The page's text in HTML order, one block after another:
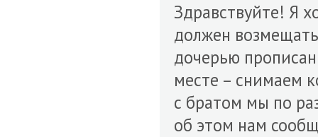
Здравствуйте! Я
должен
дочерью
месте – снимаем
с братом мы по
об этом нам